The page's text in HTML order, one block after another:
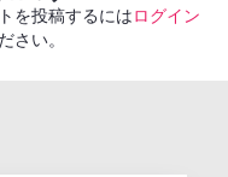
を投稿するにはログイン
さい。